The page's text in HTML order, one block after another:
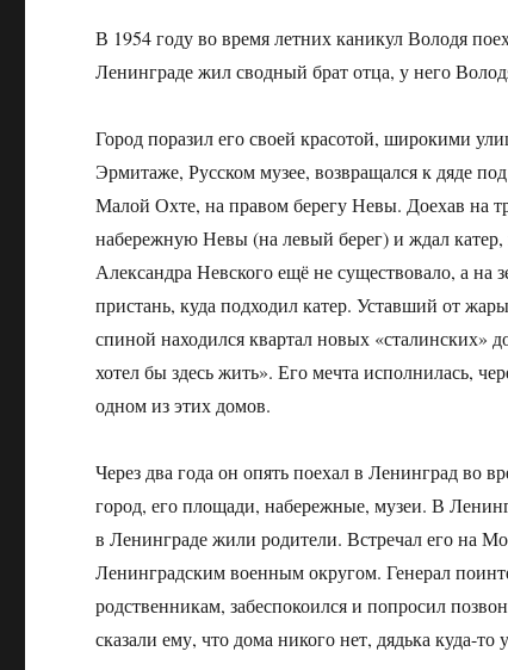
В 1954 году во время летних каникул Володя
Ленинграде жил сводный брат отца, у него
Город поразил его своей красотой, широкими
Эрмитаже, Русском музее, возвращался к дяде
Малой Охте, на правом берегу Невы. Доехав на
набережную Невы (на левый берег) и ждал
Александра Невского ещё не существовало, а
пристань, куда подходил катер. Уставший от
спиной находился квартал новых «сталинских»
хотел бы здесь жить». Его мечта исполнилась,
одном из этих домов.
Через два года он опять поехал в Ленинград во
город, его площади, набережные, музеи. В
в Ленинграде жили родители. Встречал его на
Ленинградским военным округом. Генерал
родственникам, забеспокоился и попросил
сказали ему, что дома никого нет, дядька куда-